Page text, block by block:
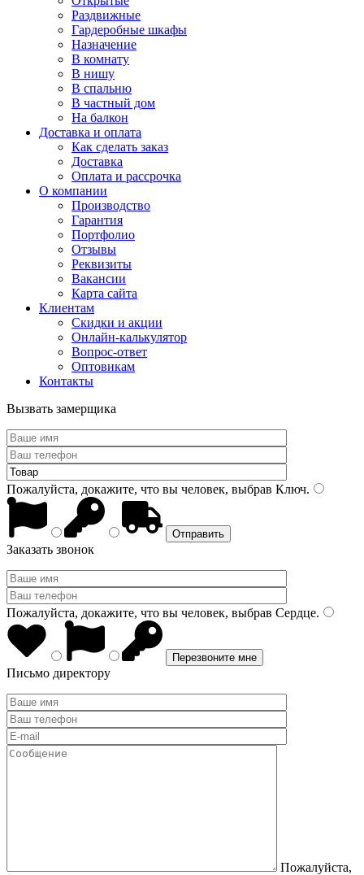
Раздвижные
Гардеробные шкафы
Назначение
В комнату
В нишу
В спальню
В частный дом
На балкон
Доставка и оплата
Как сделать заказ
Доставка
Оплата и рассрочка
О компании
Производство
Гарантия
Портфолио
Отзывы
Реквизиты
Вакансии
Карта сайта
Клиентам
Скидки и акции
Онлайн-калькулятор
Вопрос-ответ
Оптовикам
Контакты
Вызвать замерщика
Пожалуйста, докажите, что вы человек, выбрав Ключ.
Заказать звонок
Пожалуйста, докажите, что вы человек, выбрав Сердце.
Письмо директору
Пожалуйста,